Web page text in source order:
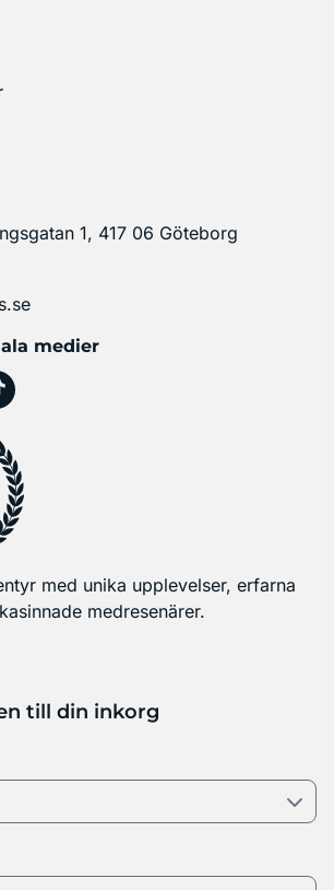
1, 417 06 Göteborg
medier
med unika upplevelser, erfarna
medresenärer.
till din inkorg